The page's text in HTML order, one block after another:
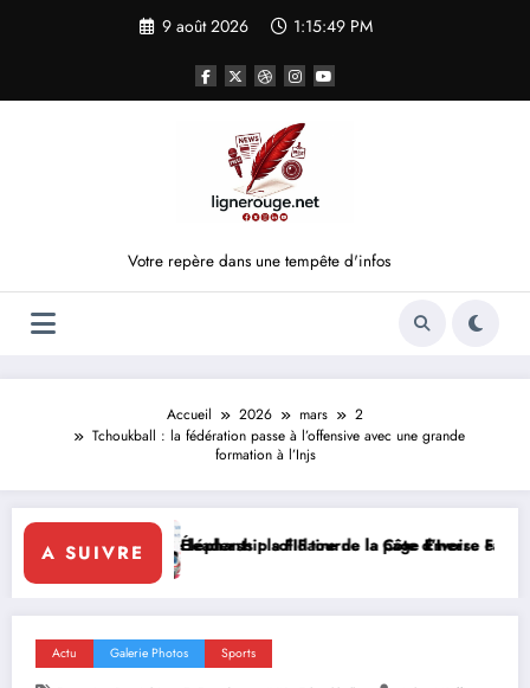
9 août 2026 1:15:50 PM
Votre repère dans une tempête d'infos
Accueil 2026 mars
2
Tchoukball : la fédération passe à l’offensive avec une grande
formation à l’Injs
A SUIVRE
Côte d’Ivoire en Afrique
page Emerse Faé Diplomatie multilatérale : à Addis-
Actu Galerie Photos Sports